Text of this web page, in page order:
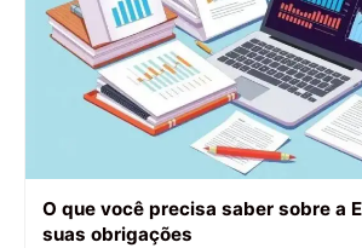
O que você precisa saber sobre a
suas obrigações